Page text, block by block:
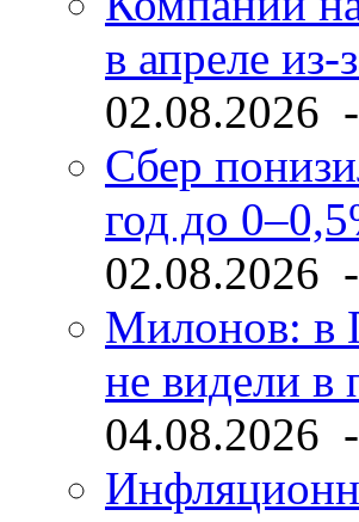
в апреле из-
02.08.2026 -
Сбер
год до
02.08.2026 -
Милонов: в
не видели в
04.08.2026 -